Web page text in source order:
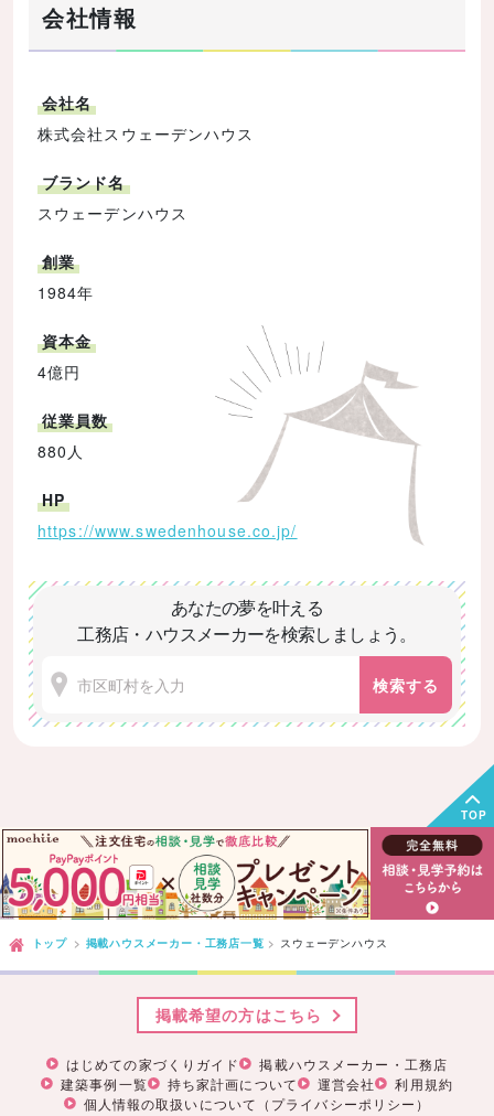
会社情報
会社名
株式会社スウェーデンハウス
ブランド名
スウェーデンハウス
創業
1984年
資本金
4億円
従業員数
880人
HP
https://www.swedenhouse.co.jp/
あなたの夢を叶える
工務店・ハウスメーカーを検索しましょう。
検索する
TOP
トップ 掲載ハウスメーカー・工務店一覧 スウェーデンハウス
はじめての家づくりガイド
掲載ハウスメーカー・工務店
建築事例一覧
持ち家計画について 運営会社
利用規約
個人情報の取扱いについて（プライバシーポリシー）
掲載希望の方はこちら